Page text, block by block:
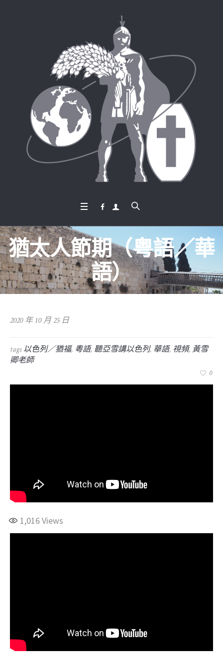
猶太人節期（粤語／華
語）
2020 年 10 月 25 日
tags以色列／猶福, 粵語,聽亞雪講以色列, 華語, 視頻,黃雪
卿老師
0
1,016Views